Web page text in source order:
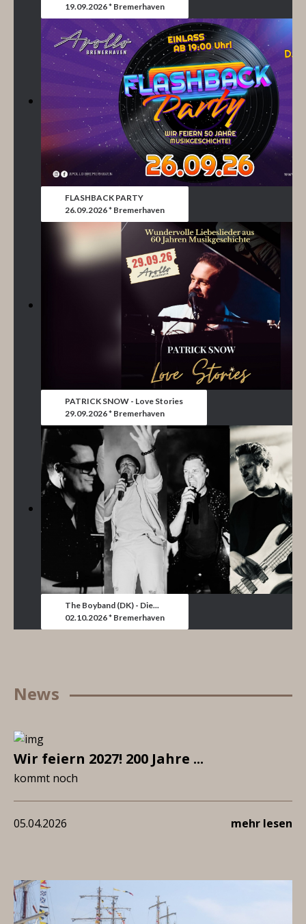
19.09.2026 * Bremerhaven
FLASHBACK PARTY
26.09.2026 * Bremerhaven
PATRICK SNOW - Love Stories
29.09.2026 * Bremerhaven
The Boyband (DK) - Die...
02.10.2026 * Bremerhaven
News
Wir feiern 2027! 200 Jahre ...
kommt noch
05.04.2026 mehr lesen